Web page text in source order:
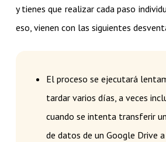
y tienes que realizar cada paso
eso, vienen con las siguientes
El proceso se ejecutará
tardar varios días, a veces
cuando se intenta transferir
de datos de un Google Drive